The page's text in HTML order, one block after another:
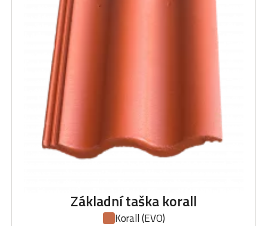
Základní taška korall
Korall(EVO)